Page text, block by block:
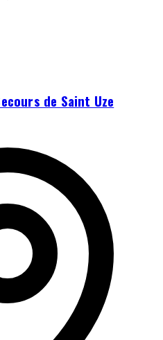
de Saint Uze